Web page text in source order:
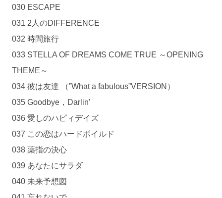
030 ESCAPE
031 2人のDIFFERENCE
032 時間旅行
033 STELLA OF DREAMS COME TRUE ～OPENING
THEME～
034 彼は友達 （”What a fabulous”VERSION）
035 Goodbye，Darlin'
036 愛しのハピィデイズ
037 この恋はハードボイルド
038 薬指の決心
039 あなたにサラダ
040 未来予想図